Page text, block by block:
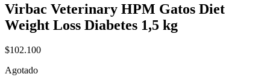
Virbac Veterinary HPM Gatos Diet
Weight Loss Diabetes 1,5 kg
$102.100
Agotado